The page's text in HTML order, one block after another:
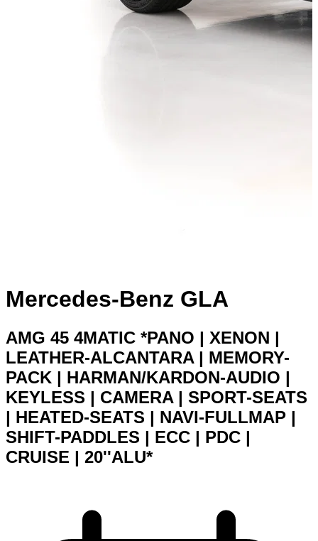
Mercedes-Benz GLA
AMG 45 4MATIC *PANO | XENON |
LEATHER-ALCANTARA | MEMORY-
PACK | HARMAN/KARDON-AUDIO |
KEYLESS | CAMERA | SPORT-SEATS
| HEATED-SEATS | NAVI-FULLMAP |
SHIFT-PADDLES | ECC | PDC |
CRUISE | 20''ALU*